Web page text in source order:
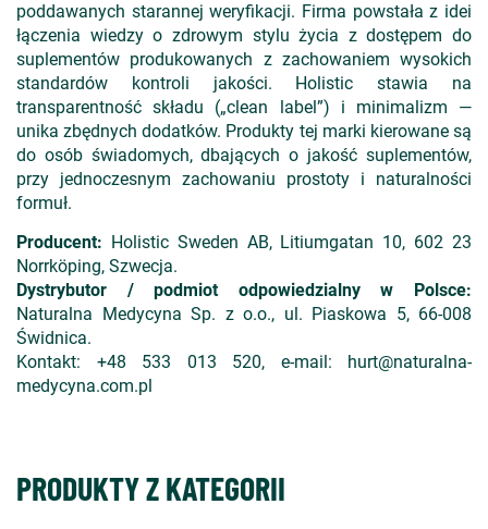
poddawanych starannej weryfikacji. Firma powstała z idei
łączenia wiedzy o zdrowym stylu życia z dostępem do
suplementów produkowanych z zachowaniem wysokich
standardów kontroli jakości. Holistic stawia na
transparentność składu („clean label”) i minimalizm —
unika zbędnych dodatków. Produkty tej marki kierowane są
do osób świadomych, dbających o jakość suplementów,
przy jednoczesnym zachowaniu prostoty i naturalności
formuł.
Producent: Holistic Sweden AB, Litiumgatan 10, 602 23
Norrköping, Szwecja.
Dystrybutor / podmiot odpowiedzialny w Polsce:
Naturalna Medycyna Sp. z o.o., ul. Piaskowa 5, 66-008
Świdnica.
Kontakt: +48 533 013 520, e-mail: hurt@naturalna-
medycyna.com.pl
PRODUKTY Z KATEGORII